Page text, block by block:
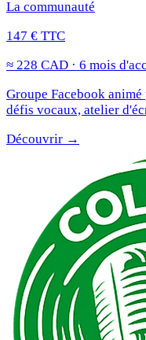
La communauté
147 € TTC
≈ 228 CAD · 6 mois
Groupe Facebook
défis vocaux, atelier
Découvrir →